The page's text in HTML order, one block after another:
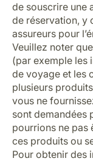
de souscrire une
de réservation, y
assureurs pour
Veuillez noter
(par exemple les
de voyage et les
plusieurs
vous ne
sont demandées
pourrions ne pas
ces produits ou
Pour obtenir des